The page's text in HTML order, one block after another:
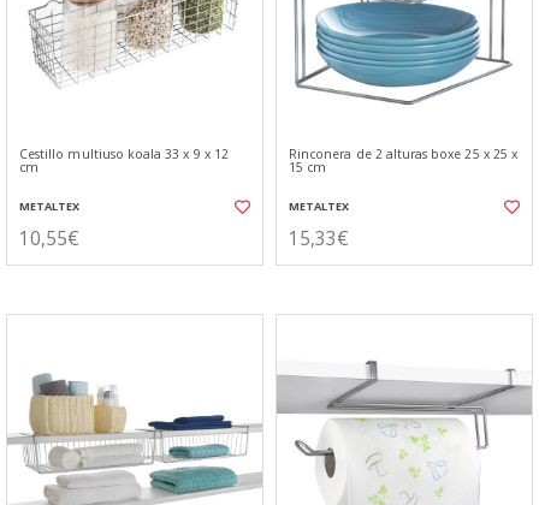
Cestillo multiuso koala 33 x 9 x 12
cm
METALTEX
10,55€
Rinconera de 2 alturas boxe 25 x 25 x
15 cm
METALTEX
15,33€